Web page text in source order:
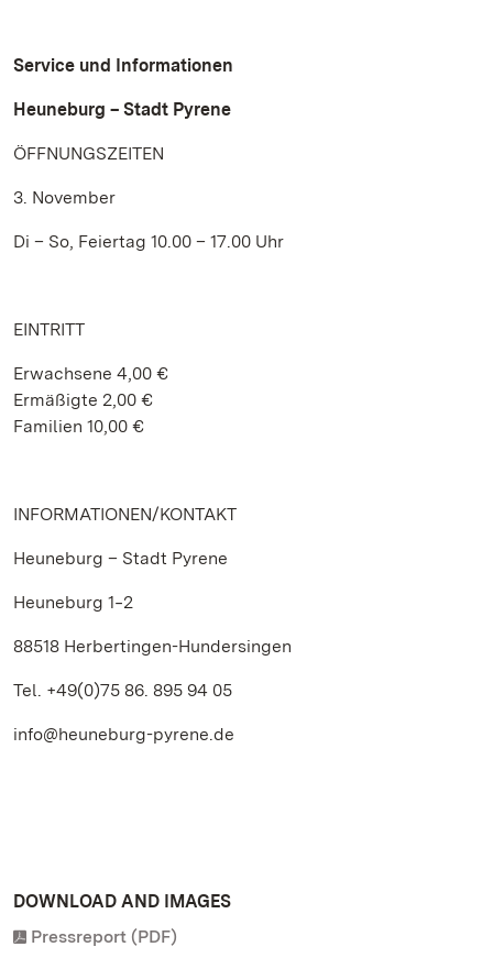
Service und Informationen
Heuneburg – Stadt Pyrene
ÖFFNUNGSZEITEN
3. November
Di – So, Feiertag 10.00 – 17.00 Uhr
EINTRITT
Erwachsene 4,00 €
Ermäßigte 2,00 €
Familien 10,00 €
INFORMATIONEN/KONTAKT
Heuneburg – Stadt Pyrene
Heuneburg 1‒2
88518 Herbertingen-Hundersingen
Tel. +49(0)75 86. 895 94 05
info@heuneburg-pyrene.de
DOWNLOAD AND IMAGES
Pressreport (PDF)